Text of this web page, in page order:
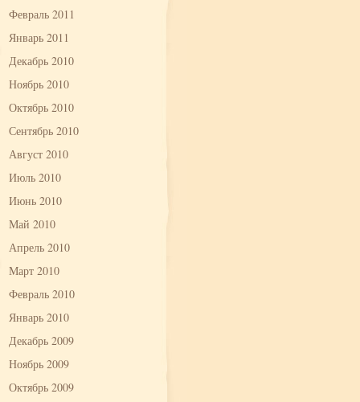
Февраль 2011
Январь 2011
Декабрь 2010
Ноябрь 2010
Октябрь 2010
Сентябрь 2010
Август 2010
Июль 2010
Июнь 2010
Май 2010
Апрель 2010
Март 2010
Февраль 2010
Январь 2010
Декабрь 2009
Ноябрь 2009
Октябрь 2009